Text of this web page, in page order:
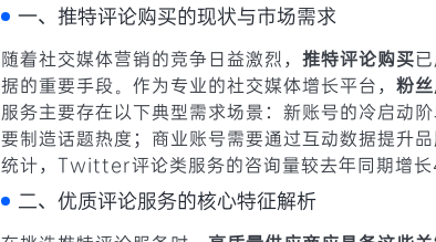
一、推特评论购买的现状与市场需求
随着社交媒体营销的竞争日益激烈， 推特评论购买
据的重要手段。作为专业的社交媒体增长平台， 粉
服务主要存在以下典型需求场景：新账号的冷启动
要制造话题热度；商业账号需要通过互动数据提升
统计，Twitter评论类服务的咨询量较去年同期增长
二、优质评论服务的核心特征解析